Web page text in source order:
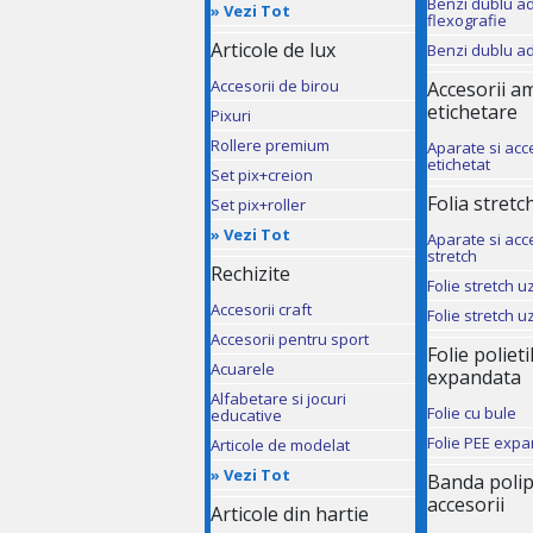
» Vezi Tot
Articole de lux
Accesorii de birou
Pixuri
Rollere premium
Set pix+creion
Set pix+roller
» Vezi Tot
Rechizite
Accesorii craft
Accesorii pentru sport
Acuarele
Alfabetare si jocuri
educative
Articole de modelat
» Vezi Tot
Articole din hartie
flexografie
Benzi dublu
Accesorii
etichetare
Aparate si
etichetat
Folia
Aparate si
stretch
Folie stretch
Folie stretch
Folie
expandata
Folie cu bule
Folie PEE
Banda
accesorii